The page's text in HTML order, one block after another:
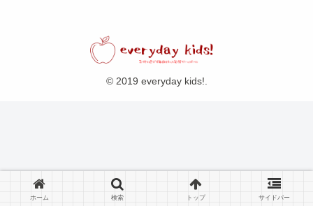
© 2019 everyday kids!.
ホーム 検索 トップ サイドバー